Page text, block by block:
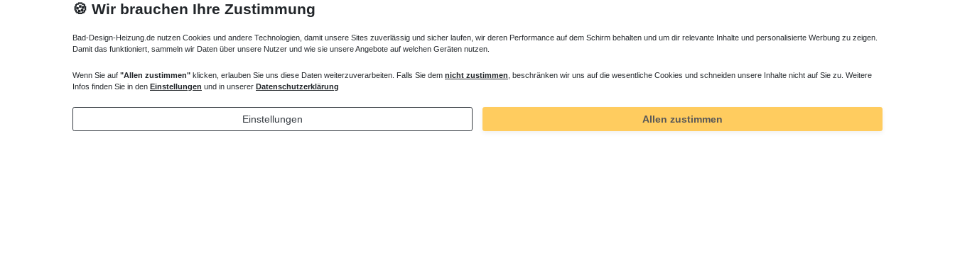
Heizkörper Ventil
135,00 € *
Verlängertes Ventil für Heizkörper Konvektor
72,32 € *
*inkl. ges. MwSt.
Verlängerter Entlüfter für Heizkörper
43,00 € *
🍪 Wir brauchen Ihre Zustimmung
Bad-Design-Heizung.de nutzen Cookies und andere Technologien, damit unsere Sites zuverlässig und sicher laufen, wir deren Performance auf dem Schirm behalten und um dir relevante Inhalte und personalisierte Werbung zu zeigen.
Damit das funktioniert, sammeln wir Daten über unsere Nutzer und wie sie unsere Angebote auf welchen Geräten nutzen.
Wenn Sie auf "Allen zustimmen" klicken, erlauben Sie uns diese Daten weiterzuverarbeiten. Falls Sie dem nicht zustimmen , beschränken wir uns auf die wesentliche Cookies und schneiden unsere Inhalte nicht auf Sie zu. Weitere
Infos finden Sie in den Einstellungen und in unserer Datenschutzerklärung
Einstellungen Allen zustimmen